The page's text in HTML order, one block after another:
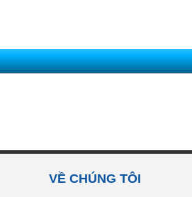
VỀ CHÚNG TÔI